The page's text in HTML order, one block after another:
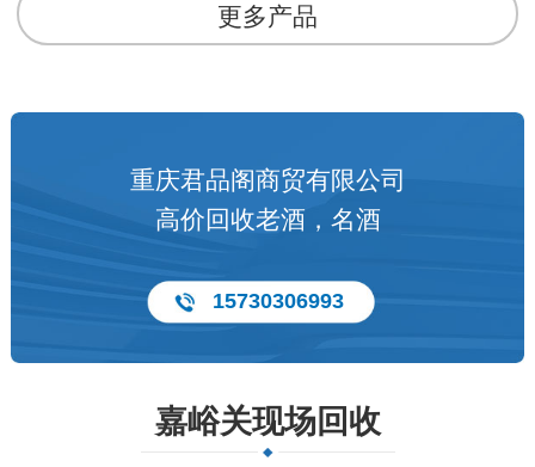
更多产品
重庆君品阁商贸有限公司
高价回收老酒，名酒
15730306993
嘉峪关现场回收